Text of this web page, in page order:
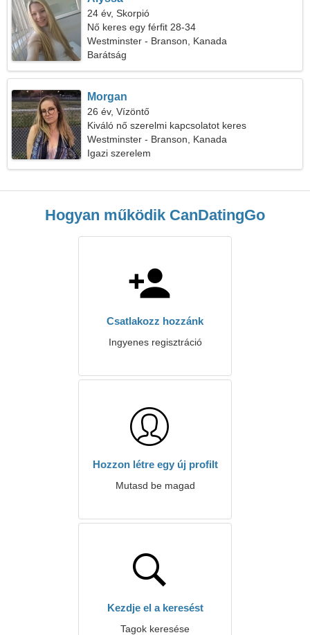
24 év, Skorpió
Nő keres egy férfit 28-34
Westminster - Branson, Kanada
Barátság
Morgan
26 év, Vízöntő
Kiváló nő szerelmi kapcsolatot keres
Westminster - Branson, Kanada
Igazi szerelem
Hogyan működik CanDatingGo
Csatlakozz hozzánk
Ingyenes regisztráció
Hozzon létre egy új profilt
Mutasd be magad
Kezdje el a keresést
Tagok keresése